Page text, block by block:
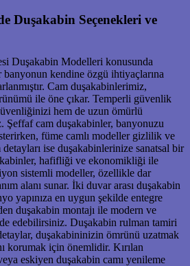
Duşakabin Seçenekleri ve
Duşakabin Modelleri konusunda
kendine özgü ihtiyaçlarına
Cam duşakabinlerimiz,
ile öne çıkar. Temperli güvenlik
hem de uzun ömürlü
Şeffaf cam duşakabinler, banyonuzu
füme camlı modeller gizlilik ve
detayları ise duşakabinlerinize sanatsal bir
hafifliği ve ekonomikliği ile
sistemli modeller, özellikle dar
alanı sunar. İki duvar arası duşakabin
yapınıza en uygun şekilde entegre
duşakabin montajı ile modern ve
edebilirsiniz. Duşakabin rulman tamiri
duşakabininizin ömrünü uzatmak
korumak için önemlidir. Kırılan
eskiyen duşakabin camı yenileme